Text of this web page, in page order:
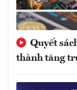
Quyết
thành tăng